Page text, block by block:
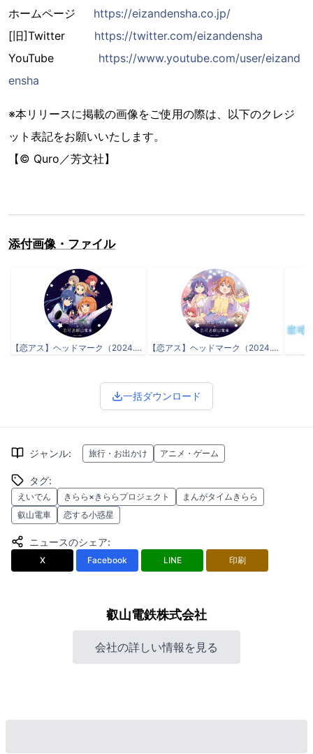
ホームページ https://eizandensha.co.jp/
[旧]Twitter https://twitter.com/eizandensha
YouTube https://www.youtube.com/user/eizand
ensha
※本リリースに掲載の画像をご使用の際は、以下のクレジ
ット表記をお願いいたします。
【© Quro／芳文社】
添付画像・ファイル
【恋アス】ヘッドマーク（2024.04.18）①.jpg 【恋アス】ヘッドマーク（2024.04.18）②.jpg
一括ダウンロード
ジャンル: 旅行・お出かけ アニメ・ゲーム
タグ:
えいでん きらら×きららプロジェクト
まんがタイムきらら
叡山電車
恋する小惑星
ニュースのシェア:
X Facebook LINE 印刷
叡山電鉄株式会社
会社の詳しい情報を見る